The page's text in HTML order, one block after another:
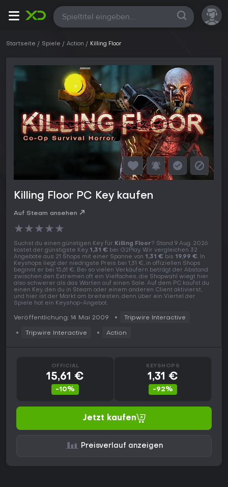
Alle
Startseite Spiele Action Killing Floor
Killing Floor PC Key kaufen
Auf Steam ansehen
★★★★★
Suchst du einen günstigen Key für Killing Floor? Stand 9 Aug. 2026
kostet der günstigste Key 1,31 € bei G2Play. Wir vergleichen 32
Angebote aus 21 Shops mit einer Spanne von 1,31 € bis 19,99 €. In
Keyshops liegt der niedrigste Preis bei 1,31 €, in offiziellen Shops
beginnt er bei 15,61 €. Bei so vielen Verkäufern beträgt der Abstand
zwischen den Extremen oft ein Vielfaches, die Shopwahl wiegt hier
also schwerer als das Warten auf einen Sale. Auf dem PC kaufst du
einen Key, den du in Steam oder einem anderen Client aktivierst,
und hier ist der Markt am breitesten, denn über ein Viertel der
Spiele hat ein Keyshop-Angebot.
Veröffentlichung: 14 Mai 2009 Tripwire Interactive
Tripwire Interactive Action
OFFICIAL
15,61 €
-10%
KEYSHOPS
1,31 €
-92%
Jetzt kaufen
Preisverlauf anzeigen